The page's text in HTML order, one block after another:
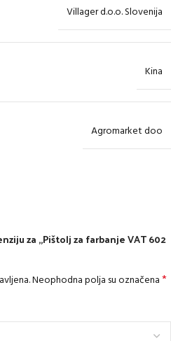
Villager d.o.o. Slovenija
Kina
Agromarket doo
za „Pištolj za farbanje VAT 602
Neophodna polja su označena*